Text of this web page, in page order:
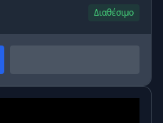
Διαθέσιμο